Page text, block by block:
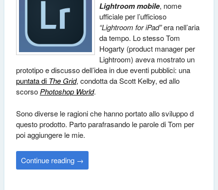
Lightroom mobile, nome
ufficiale per l’ufficioso
“Lightroom for iPad”era nell’aria
da tempo. Lo stesso Tom
Hogarty (product manager per
Lightroom) aveva mostrato un
prototipo e discusso dell’idea in due eventi pubblici: una
puntata di The Grid, condotta da Scott Kelby, ed allo
scorsoPhotoshop World.
Sono diverse le ragioni che hanno portato allo sviluppo d
questo prodotto. Parto parafrasando le parole di Tom per
poi aggiungere le mie.
Continue reading →